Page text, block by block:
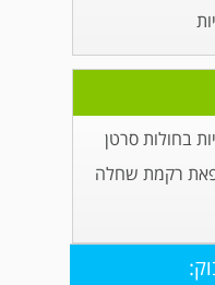
בחולות סרטן
רקמת שחלה